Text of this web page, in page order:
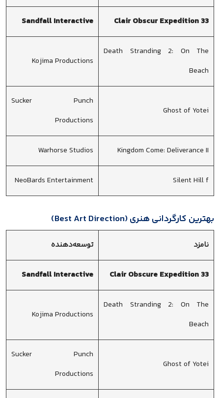
Clair Obscur Expedition 33
Sandfall Interactive
Death Stranding 2: On The
Beach
Kojima Productions
Ghost of Yotei
Sucker Punch
Productions
Kingdom Come: Deliverance II
Warhorse Studios
Silent Hill f
NeoBards Entertainment
بهترین کارگردانی هنری (Best Art Direction)
نامزد توسعه‌دهنده
Clair Obscure Expedition 33
Sandfall Interactive
Death Stranding 2: On The
Beach
Kojima Productions
Ghost of Yotei
Sucker Punch
Productions